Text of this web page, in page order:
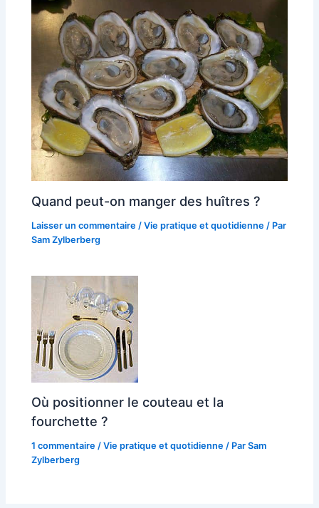
Quand peut-on manger des huîtres ?
Laisser un commentaire /Vie pratique et quotidienne / Par
Sam Zylberberg
Où positionner le couteau et la
fourchette ?
1 commentaire /Vie pratique et quotidienne / ParSam
Zylberberg